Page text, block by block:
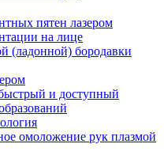
пятен лазером
на лице
(ладонной) бородавки
и доступный
омоложение рук плазмой